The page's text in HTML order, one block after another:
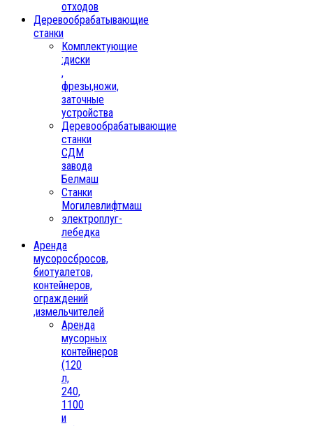
отходов
Деревообрабатывающие
станки
Комплектующие
:диски
,
фрезы,ножи,
заточные
устройства
Деревообрабатывающие
станки
СДМ
завода
Белмаш
Станки
Могилевлифтмаш
электроплуг-
лебедка
Аренда
мусоросбросов,
биотуалетов,
контейнеров,
ограждений
,измельчителей
Аренда
мусорных
контейнеров
(120
л,
240,
1100
и